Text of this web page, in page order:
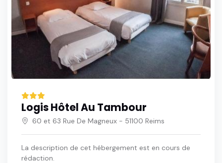
Logis Hôtel Au Tambour
60 et 63 Rue De Magneux - 51100 Reims
La description de cet hébergement est en cours de
rédaction.